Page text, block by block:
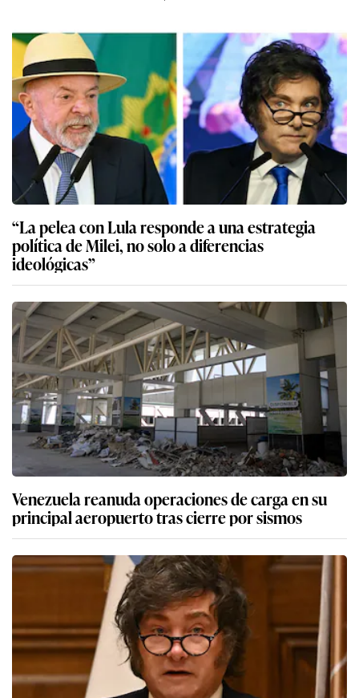
“La pelea con Lula responde a una estrategia
política de Milei, no solo a diferencias
ideológicas”
Venezuela reanuda operaciones de carga en su
principal aeropuerto tras cierre por sismos